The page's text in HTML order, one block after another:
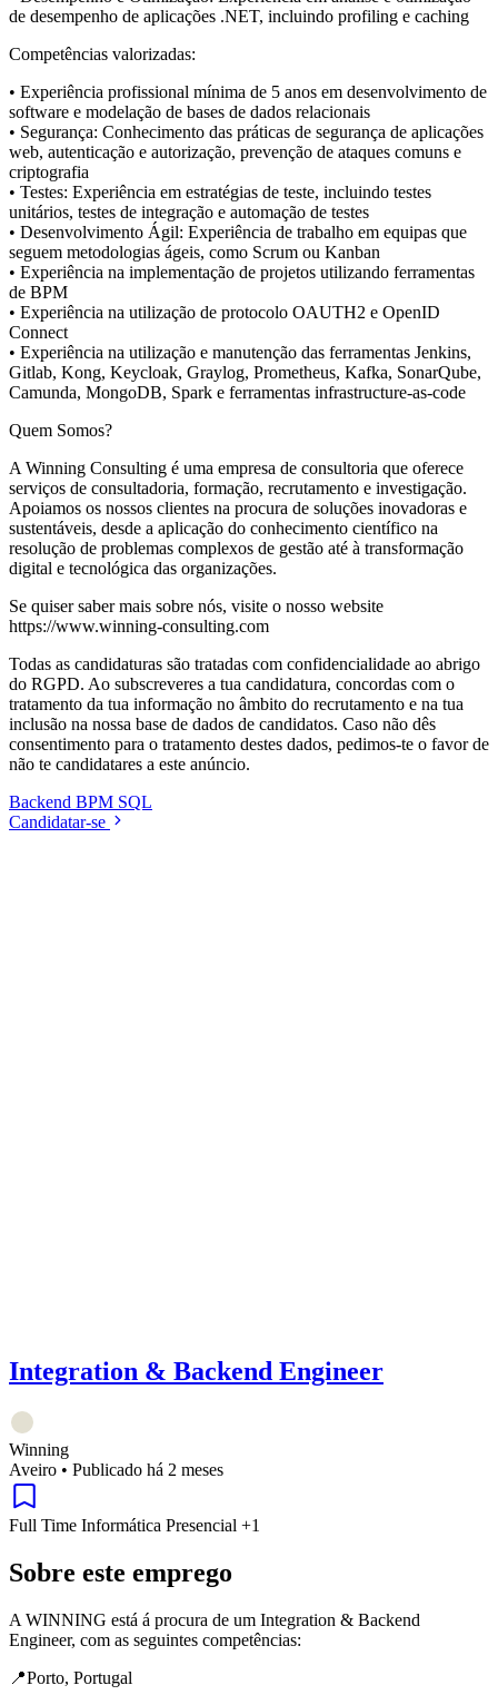
de desempenho de aplicações .NET, incluindo profiling e caching
Competências valorizadas:
• Experiência profissional mínima de 5 anos em desenvolvimento de
software e modelação de bases de dados relacionais
• Segurança: Conhecimento das práticas de segurança de aplicações
web, autenticação e autorização, prevenção de ataques comuns e
criptografia
• Testes: Experiência em estratégias de teste, incluindo testes
unitários, testes de integração e automação de testes
• Desenvolvimento Ágil: Experiência de trabalho em equipas que
seguem metodologias ágeis, como Scrum ou Kanban
• Experiência na implementação de projetos utilizando ferramentas
de BPM
• Experiência na utilização de protocolo OAUTH2 e OpenID
Connect
• Experiência na utilização e manutenção das ferramentas Jenkins,
Gitlab, Kong, Keycloak, Graylog, Prometheus, Kafka, SonarQube,
Camunda, MongoDB, Spark e ferramentas infrastructure-as-code
Quem Somos?
A Winning Consulting é uma empresa de consultoria que oferece
serviços de consultadoria, formação, recrutamento e investigação.
Apoiamos os nossos clientes na procura de soluções inovadoras e
sustentáveis, desde a aplicação do conhecimento científico na
resolução de problemas complexos de gestão até à transformação
digital e tecnológica das organizações.
Se quiser saber mais sobre nós, visite o nosso website
https://www.winning-consulting.com
Todas as candidaturas são tratadas com confidencialidade ao abrigo
do RGPD. Ao subscreveres a tua candidatura, concordas com o
tratamento da tua informação no âmbito do recrutamento e na tua
inclusão na nossa base de dados de candidatos. Caso não dês
consentimento para o tratamento destes dados, pedimos-te o favor de
não te candidatares a este anúncio.
Backend BPM SQL
Candidatar-se
Integration & Backend Engineer
Winning
Aveiro • Publicado há 2 meses
Full Time Informática Presencial +1
Sobre este emprego
A WINNING está á procura de um Integration & Backend
Engineer, com as seguintes competências:
📍Porto, Portugal